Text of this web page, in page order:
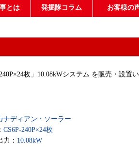
とは 発掘隊コラム お客様の
枚」10.08kWシステム を販売・設置い
ナディアン・ソーラー
CS6P-240P×24枚
： 10.08kW